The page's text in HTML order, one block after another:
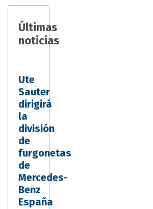
Últimas
noticias
Ute
Sauter
dirigirá
la
división
de
furgonetas
de
Mercedes-
Benz
España